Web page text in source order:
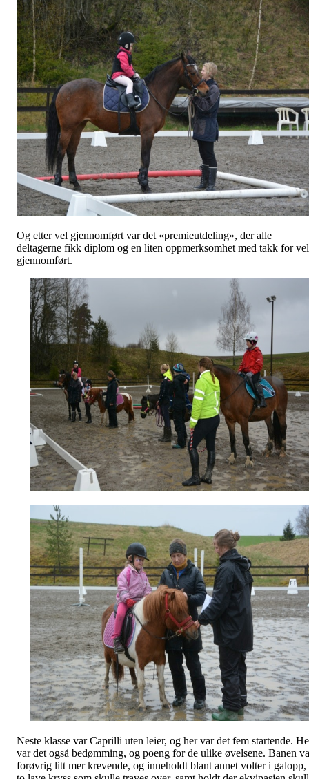
Og etter vel gjennomført var det «premieutdeling», der alle
deltagerne fikk diplom og en liten oppmerksomhet med takk for vel
gjennomført.
Neste klasse var Caprilli uten leier, og her var det fem startende.
var det også bedømming, og poeng for de ulike øvelsene. Banen
forøvrig litt mer krevende, og inneholdt blant annet volter i galopp,